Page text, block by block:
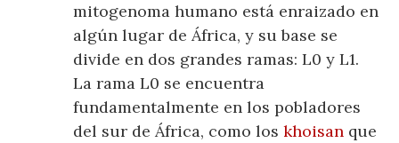
mitogenoma humano está enraizado en
algún lugar de África, y su base se
divide en dos grandes ramas: L0 y L1.
La rama L0 se encuentra
fundamentalmente en los pobladores
del sur de África, como loskhoisan que